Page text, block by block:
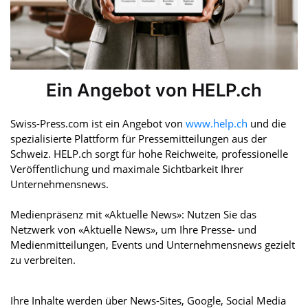
Ein Angebot von HELP.ch
Swiss-Press.com ist ein Angebot von www.help.ch und die
spezialisierte Plattform für Pressemitteilungen aus der
Schweiz. HELP.ch sorgt für hohe Reichweite, professionelle
Veröffentlichung und maximale Sichtbarkeit Ihrer
Unternehmensnews.
Medienpräsenz mit «Aktuelle News»: Nutzen Sie das
Netzwerk von «Aktuelle News», um Ihre Presse- und
Medienmitteilungen, Events und Unternehmensnews gezielt
zu verbreiten.
Ihre Inhalte werden über News-Sites, Google, Social Media